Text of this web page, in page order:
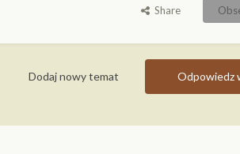
Share
Odpowiedz
Dodaj nowy temat